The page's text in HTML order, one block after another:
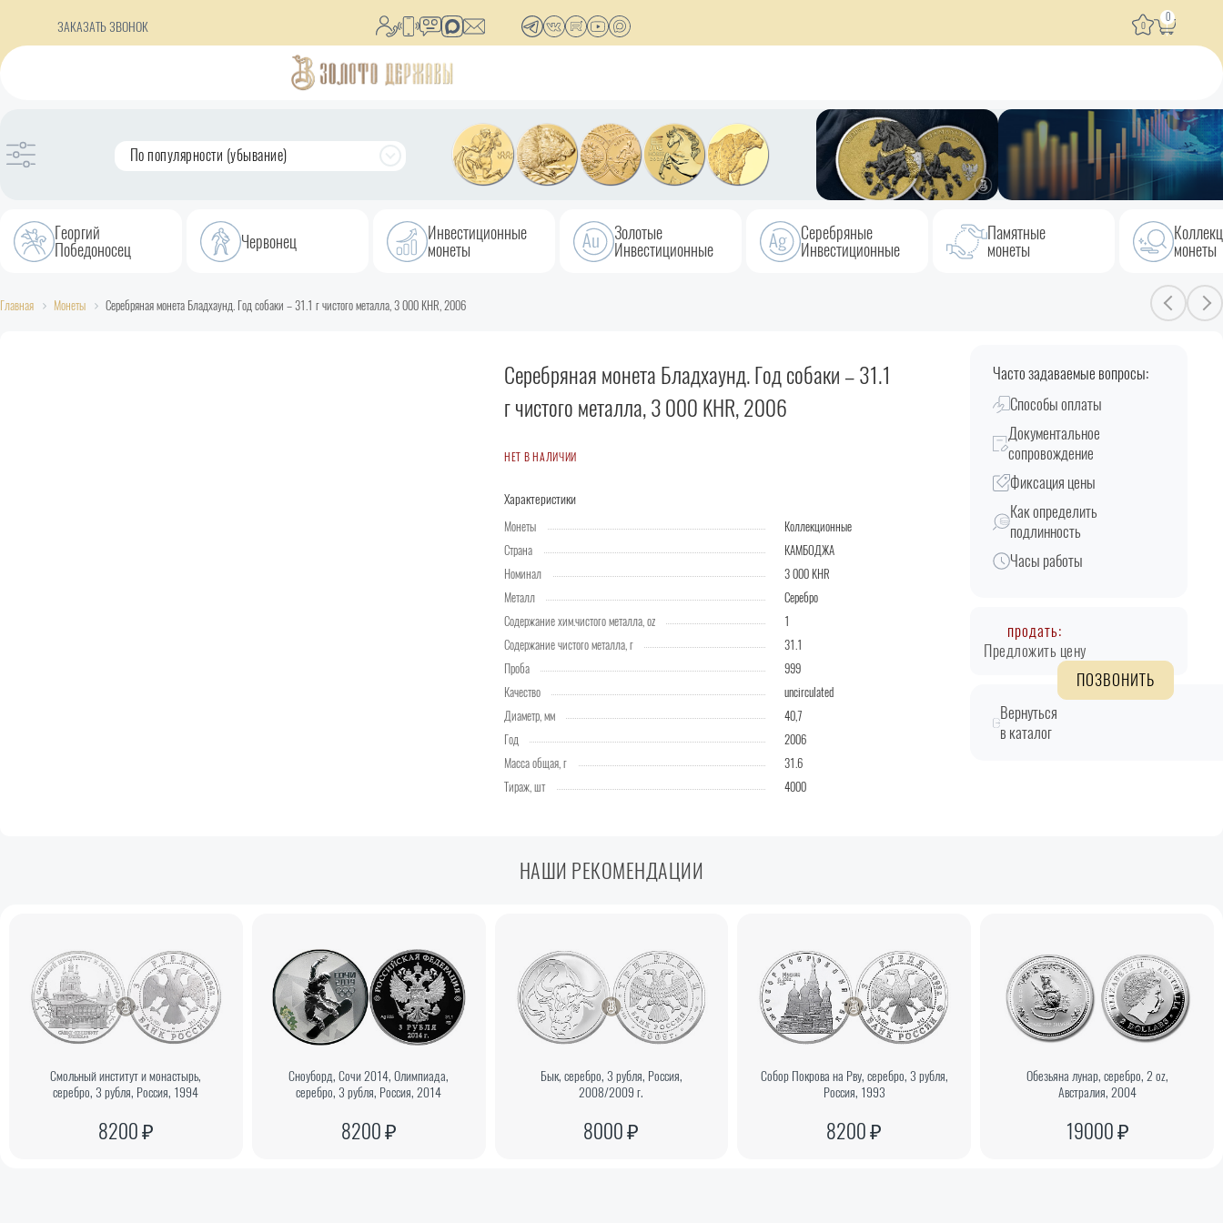
ЗАКАЗАТЬ ЗВОНОК 0
0
По популярности (убывание)
Георгий
Победоносец Червонец Инвестиционные
монеты
Золотые
Инвестиционные
Серебряные
Инвестиционные
Памятные
монеты монеты
Главная Монеты Серебряная монета Бладхаунд. Год собаки – 31.1 г чистого металла, 3 000 KHR, 2006
Серебряная монета Бладхаунд. Год собаки – 31.1
г чистого металла, 3 000 KHR, 2006
НЕТ В НАЛИЧИИ
Характеристики
Монеты
Коллекционные
Страна
КАМБОДЖА
Номинал
3 000 KHR
Металл
Серебро
Содержание хим.чистого металла, oz
1
Содержание чистого металла, г
31.1
Проба
999
Качество
uncirculated
Диаметр, мм
40,7
Год
2006
Масса общая, г
31.6
Тираж, шт
4000
Часто задаваемые вопросы:
Способы оплаты
Документальное
сопровождение
Фиксация цены
Как определить
подлинность
Часы работы
продать:
Предложить цену
ПОЗВОНИТЬ
Вернуться
в каталог
НАШИ РЕКОМЕНДАЦИИ
Смольный институт и монастырь,
серебро, 3 рубля, Россия, 1994
8200 ₽
Сноуборд, Сочи 2014, Олимпиада,
серебро, 3 рубля, Россия, 2014
8200 ₽
Бык, серебро, 3 рубля, Россия,
2008/2009 г.
8000 ₽
Собор Покрова на Рву, серебро, 3 рубля,
Россия, 1993
8200 ₽
Обезьяна лунар, серебро, 2 oz,
Австралия, 2004
19000 ₽